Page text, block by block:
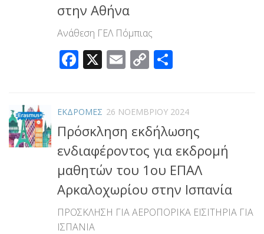
στην Αθήνα
Ανάθεση ΓΕΛ Πόμπιας
Facebook
X Email
Copy
Link
ΕΚΔΡΟΜΕΣ 26 ΝΟΕΜΒΡΊΟΥ 2024
Πρόσκληση εκδήλωσης
ενδιαφέροντος για εκδρομή
μαθητών του 1ου ΕΠΑΛ
Αρκαλοχωρίου στην Ισπανία
ΠΡΟΣΚΛΗΣΗ ΓΙΑ ΑΕΡΟΠΟΡΙΚΑ ΕΙΣΙΤΗΡΙΑ ΓΙΑ
ΙΣΠΑΝΙΑ